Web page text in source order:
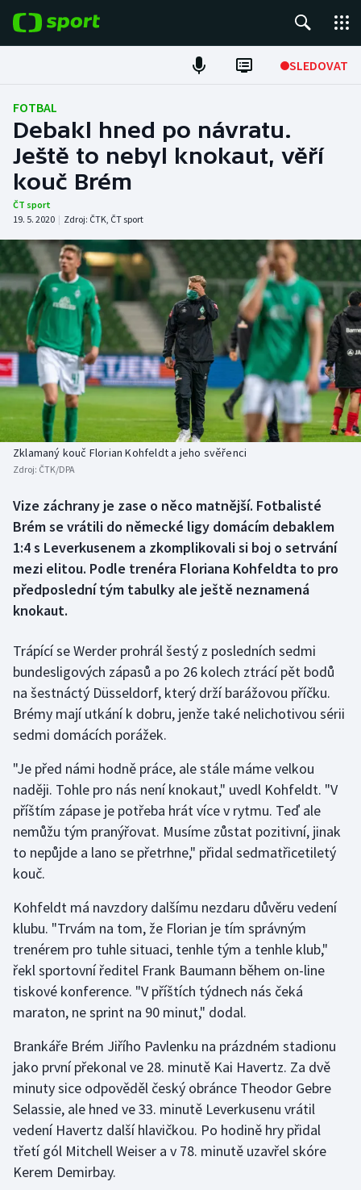
SLEDOVAT
Fotbal
Hokej
Tenis
Atletika
Cyklistika
DALŠÍ SPORTY
Americký fotbal
Baseball a softbal
Basketbal
Biatlon
Box
Curling
Dostihy
Florbal
Futsal
Golf
Gymnastika
Házená
Jezdectví
Judo
Krasobruslení
Lezení
Lyže a snowboard
Motorsport
Olympijské hry
Parasport
NEPŘEHLÉDNĚTE
Soutěže
Historické návraty
Aplikace ČT sport
FOTBAL
Debakl hned po návratu.
Ještě to nebyl knokaut, věří
kouč Brém
ČT sport
19. 5. 2020 | Zdroj: ČTK, ČT sport
Zklamaný kouč Florian Kohfeldt a jeho svěřenci
Zdroj: ČTK/DPA
Vize záchrany je zase o něco matnější. Fotbalisté
Brém se vrátili do německé ligy domácím debaklem
1:4 s Leverkusenem a zkomplikovali si boj o setrvání
mezi elitou. Podle trenéra Floriana Kohfeldta to pro
předposlední tým tabulky ale ještě neznamená
knokaut.
Trápící se Werder prohrál šestý z posledních sedmi
bundesligových zápasů a po 26 kolech ztrácí pět bodů
na šestnáctý Düsseldorf, který drží barážovou příčku.
Brémy mají utkání k dobru, jenže také nelichotivou sérii
sedmi domácích porážek.
"Je před námi hodně práce, ale stále máme velkou
naději. Tohle pro nás není knokaut," uvedl Kohfeldt. "V
příštím zápase je potřeba hrát více v rytmu. Teď ale
nemůžu tým pranýřovat. Musíme zůstat pozitivní, jinak
to nepůjde a lano se přetrhne," přidal sedmatřicetiletý
kouč.
Kohfeldt má navzdory dalšímu nezdaru důvěru vedení
klubu. "Trvám na tom, že Florian je tím správným
trenérem pro tuhle situaci, tenhle tým a tenhle klub,"
řekl sportovní ředitel Frank Baumann během on-line
tiskové konference. "V příštích týdnech nás čeká
maraton, ne sprint na 90 minut," dodal.
Brankáře Brém Jiřího Pavlenku na prázdném stadionu
jako první překonal ve 28. minutě Kai Havertz. Za dvě
minuty sice odpověděl český obránce Theodor Gebre
Selassie, ale hned ve 33. minutě Leverkusenu vrátil
vedení Havertz další hlavičkou. Po hodině hry přidal
třetí gól Mitchell Weiser a v 78. minutě uzavřel skóre
Kerem Demirbay.